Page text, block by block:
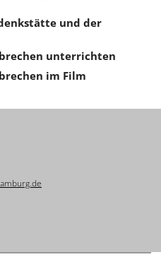
und der
unterrichten
im Film